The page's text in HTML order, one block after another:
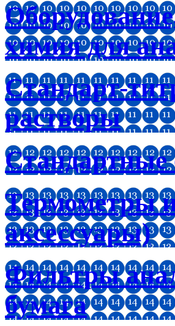
химия для
Стандарт-
растворы
Стандартные
Термометры
аксессуары)
Фильтры
бумага